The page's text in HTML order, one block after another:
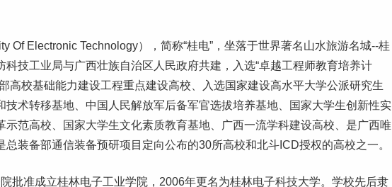
Of Electronic Technology），简称“桂电”，坐落于世界著名山水旅游名城--桂
技工业局与广西壮族自治区人民政府共建，入选“卓越工程师教育培养计
高校基础能力建设工程重点建设高校、入选国家建设高水平大学公派研究生
术转移基地、中国人民解放军后备军官选拔培养基地、国家大学生创新性实
示范高校、国家大学生文化素质教育基地、广西一流学科建设高校、是广西唯
装备部通信装备预研项目定向公布的30所高校和北斗ICD授权的高校之一。
批准成立桂林电子工业学院，2006年更名为桂林电子科技大学。学校先后隶